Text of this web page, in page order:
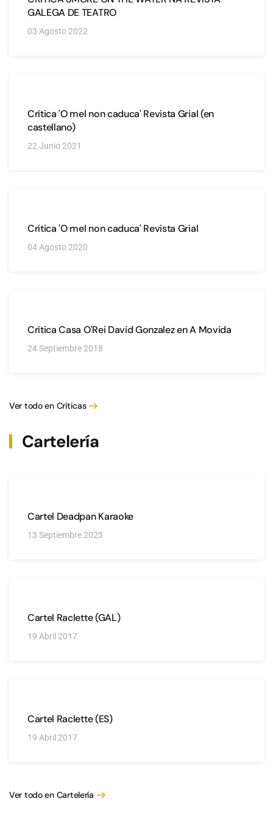
GALEGA DE TEATRO
03 Agosto 2022
Crítica 'O mel non caduca' Revista Grial (en
castellano)
22 Junio 2021
Crítica 'O mel non caduca' Revista Grial
04 Agosto 2020
Crítica Casa O'Rei David Gonzalez en A Movida
24 Septiembre 2018
Ver todo en Críticas
Cartelería
Cartel Deadpan Karaoke
13 Septiembre 2023
Cartel Raclette (GAL)
19 Abril 2017
Cartel Raclette (ES)
19 Abril 2017
Ver todo en Cartelería